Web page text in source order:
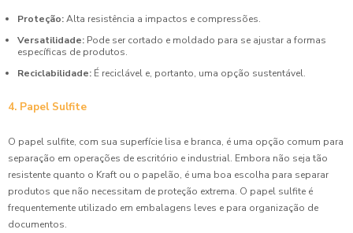
Proteção:Alta resistência a impactos e compressões.
Versatilidade: Pode ser cortado e moldado para se ajustar a formas
específicas de produtos.
Reciclabilidade: É reciclável e, portanto, uma opção sustentável.
4. Papel Sulfite
O papel sulfite, com sua superfície lisa e branca, é uma opção comum para
separação em operações de escritório e industrial. Embora não seja tão
resistente quanto o Kraft ou o papelão, é uma boa escolha para separar
produtos que não necessitam de proteção extrema. O papel sulfite é
frequentemente utilizado em embalagens leves e para organização de
documentos.